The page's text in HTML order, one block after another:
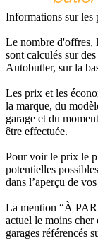
Informations sur les
Le nombre d'offres,
sont calculés sur
Autobutler, sur la
Les prix et les
la marque, du
garage et du
être effectuée.
Pour voir le prix le
potentielles
dans l’aperçu de
La mention “À
actuel le moins cher
garages référencés